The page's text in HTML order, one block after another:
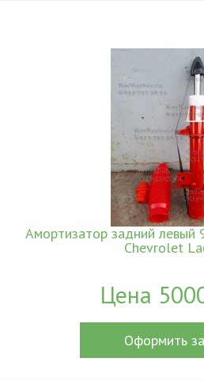
Амортизатор задний
Chevrolet
Цена
Оформить